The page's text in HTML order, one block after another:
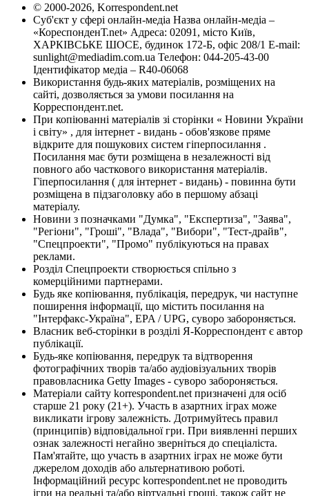
© 2000-2026, Korrespondent.net
Суб'єкт у сфері онлайн-медіа Назва онлайн-медіа –
«КореспонденТ.net» Адреса: 02091, місто Київ,
ХАРКІВСЬКЕ ШОСЕ, будинок 172-Б, офіс 208/1 E-mail:
sunlight@mediadim.com.ua Телефон: 044-205-43-00
Ідентифікатор медіа – R40-06068
Використання будь-яких матеріалів, розміщених на
сайті, дозволяється за умови посилання на
Корреспондент.net.
При копіюванні матеріалів зі сторінки « Новини України
і світу» , для інтернет - видань - обов'язкове пряме
відкрите для пошукових систем гіперпосилання .
Посилання має бути розміщена в незалежності від
повного або часткового використання матеріалів.
Гіперпосилання ( для інтернет - видань) - повинна бути
розміщена в підзаголовку або в першому абзаці
матеріалу.
Новини з позначками "Думка", "Експертиза", "Заява",
"Регіони", "Гроші", "Влада", "Вибори", "Тест-драйв",
"Спецпроекти", "Промо" публікуються на правах
реклами.
Розділ Спецпроекти створюється спільно з
комерційними партнерами.
Будь яке копіювання, публікація, передрук, чи наступне
поширення інформації, що містить посилання на
"Інтерфакс-Україна", EPA / UPG, суворо забороняється.
Власник веб-сторінки в розділі Я-Корреспондент є автор
публікації.
Будь-яке копіювання, передрук та відтворення
фотографічних творів та/або аудіовізуальних творів
правовласника Getty Images - суворо забороняється.
Матеріали сайту korrespondent.net призначені для осіб
старше 21 року (21+). Участь в азартних іграх може
викликати ігрову залежність. Дотримуйтесь правил
(принципів) відповідальної гри. При виявленні перших
ознак залежності негайно зверніться до спеціаліста.
Пам'ятайте, що участь в азартних іграх не може бути
джерелом доходів або альтернативою роботі.
Інформаційний ресурс korrespondent.net не проводить
ігри на реальні та/або віртуальні гроші, також сайт не